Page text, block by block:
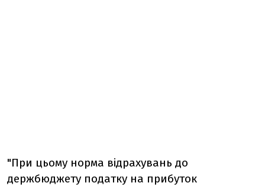
"При цьому норма відрахувань до
держбюджету податку на прибуток